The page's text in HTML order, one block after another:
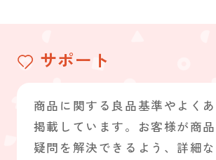
サポート
商品に関する良品基準やよく
掲載しています。お客様が商
疑問を解決できるよう、詳細